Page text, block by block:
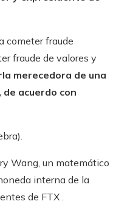
cometer fraude
fraude de valores y
merecedora de una
acuerdo con
Wang, un matemático
interna de la
de FTX .